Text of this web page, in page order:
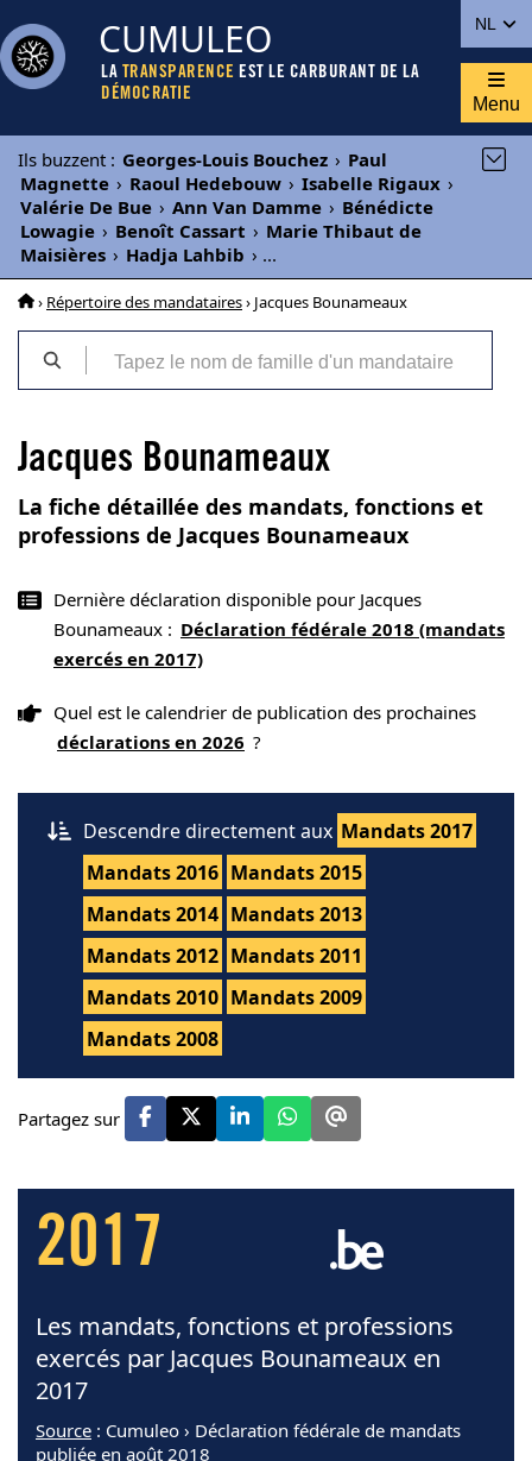
NL
CUMULEO
LA TRANSPARENCE EST LE CARBURANT DE LA
DÉMOCRATIE
Menu
Ils buzzent : Georges-Louis Bouchez › Paul
Magnette › Raoul Hedebouw › Isabelle Rigaux ›
Valérie De Bue › Ann Van Damme › Bénédicte
Lowagie › Benoît Cassart › Marie Thibaut de
Maisières › Hadja Lahbib › ...
› Répertoire des mandataires› Jacques Bounameaux
Jacques Bounameaux
La fiche détaillée des mandats, fonctions et
professions de Jacques Bounameaux
Dernière déclaration disponible pour Jacques
Bounameaux : Déclaration fédérale 2018 (mandats
exercés en 2017)
Quel est le calendrier de publication des prochaines
déclarations en 2026 ?
Descendre directement aux Mandats 2017
Mandats 2016 Mandats 2015
Mandats 2014 Mandats 2013
Mandats 2012 Mandats 2011
Mandats 2010 Mandats 2009
Mandats 2008
Partagez sur
2017
Les mandats, fonctions et professions
exercés par Jacques Bounameaux en
2017
Source : Cumuleo › Déclaration fédérale de mandats
publiée en août 2018